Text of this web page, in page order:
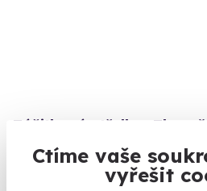
Ctíme vaše
vyřešit
Zážitková střelba: Zbraně
11 zbraní
Vyzkoušejte si naživo zbraně, které